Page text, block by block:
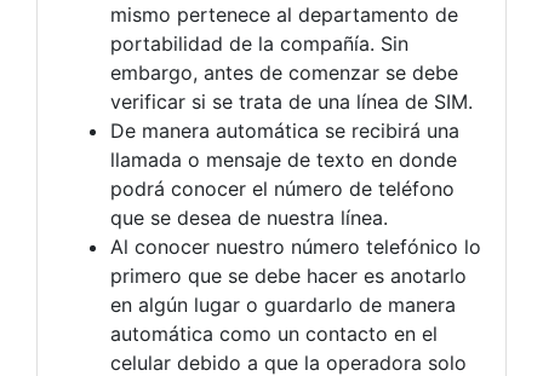
mismo pertenece al departamento de
portabilidad de la compañía. Sin
embargo, antes de comenzar se debe
verificar si se trata de una línea de SIM.
De manera automática se recibirá una
llamada o mensaje de texto en donde
podrá conocer el número de teléfono
que se desea de nuestra línea.
Al conocer nuestro número telefónico lo
primero que se debe hacer es anotarlo
en algún lugar o guardarlo de manera
automática como un contacto en el
celular debido a que la operadora solo